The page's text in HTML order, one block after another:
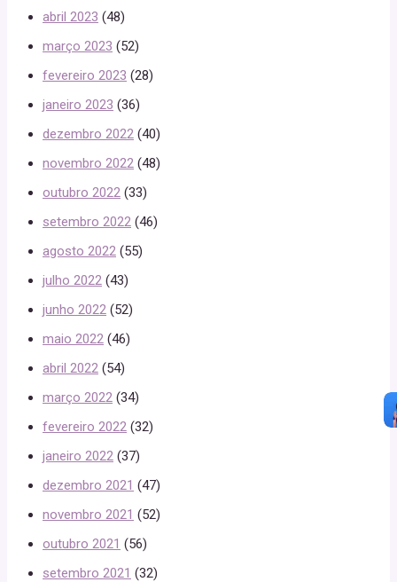
abril 2023 (48)
março 2023 (52)
fevereiro 2023 (28)
janeiro 2023 (36)
dezembro 2022 (40)
novembro 2022 (48)
outubro 2022 (33)
setembro 2022 (46)
agosto 2022 (55)
julho 2022 (43)
junho 2022 (52)
maio 2022 (46)
abril 2022 (54)
março 2022 (34)
fevereiro 2022 (32)
janeiro 2022 (37)
dezembro 2021 (47)
novembro 2021 (52)
outubro 2021 (56)
setembro 2021 (32)